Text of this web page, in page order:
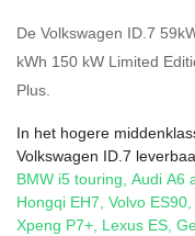
De Volkswagen ID.7
kWh 150 kW Limited
Plus.
In het hogere
Volkswagen ID.7
BMW i5 touring, Audi A6
Hongqi EH7, Volvo ES90,
Xpeng P7+, Lexus ES,